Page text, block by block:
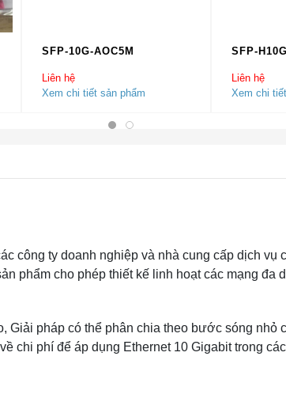
SFP-10G-AOC5M
Liên hệ
Xem chi tiết sản phẩm
SFP-
Liên hệ
Xem chi
công ty doanh nghiệp và nhà cung cấp dịch vụ
phẩm cho phép thiết kế linh hoạt các mạng đa
Giải pháp có thể phân chia theo bước sóng nhỏ
chi phí để áp dụng Ethernet 10 Gigabit trong